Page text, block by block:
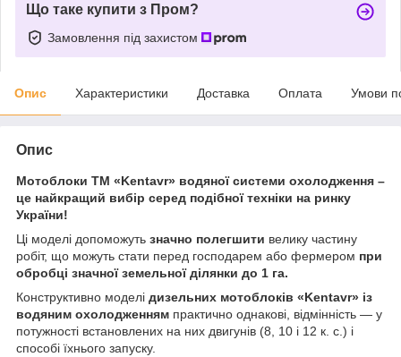
Що таке купити з Пром?
Замовлення під захистом
Опис Характеристики Доставка Оплата Умови
Опис
Мотоблоки ТМ «Kentavr» водяної системи охолодження –
це найкращий вибір серед подібної техніки на ринку
України!
Ці моделі допоможуть значно полегшити велику частину
робіт, що можуть стати перед господарем або фермером при
обробці значної земельної ділянки до 1 га.
Конструктивно моделі дизельних мотоблоків «Kentavr» із
водяним охолодженням практично однакові, відмінність — у
потужності встановлених на них двигунів (8, 10 і 12 к. с.) і
способі їхнього запуску.